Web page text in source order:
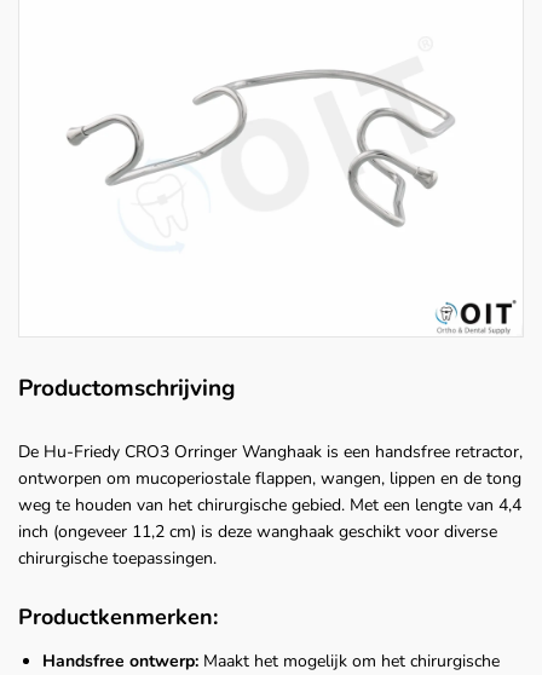
Productomschrijving
De Hu-Friedy CRO3 Orringer Wanghaak is een handsfree retractor,
ontworpen om mucoperiostale flappen, wangen, lippen en de tong
weg te houden van het chirurgische gebied. Met een lengte van 4,4
inch (ongeveer 11,2 cm) is deze wanghaak geschikt voor diverse
chirurgische toepassingen.
Productkenmerken:
Handsfree ontwerp: Maakt het mogelijk om het chirurgische